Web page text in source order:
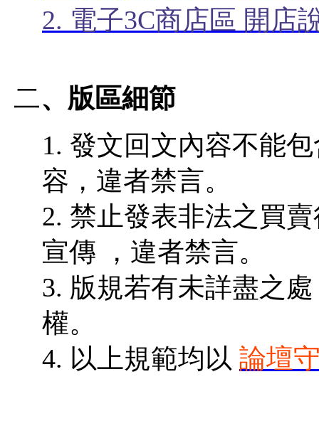
2. 電子3C商店區 開店
二、版區細節
1. 發文回文內容不能
容，違者禁言。
2. 禁止發表非法之買
宣傳 ，違者禁言。
3. 版規若有未詳盡之
權。
4. 以上規範均以 論壇